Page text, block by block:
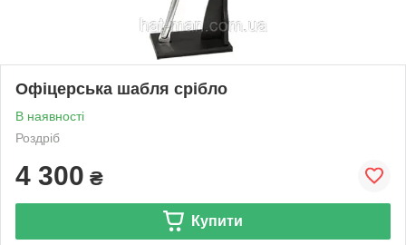
Офіцерська шабля срібло
В наявності
Роздріб
4 300 ₴
Купити